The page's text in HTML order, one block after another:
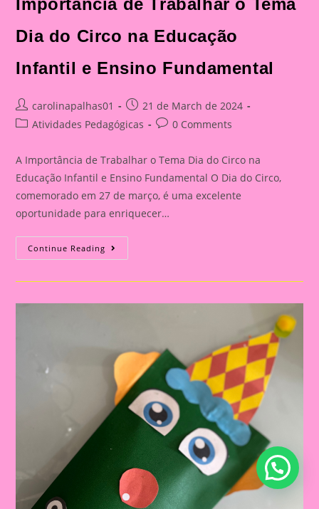
Importância de Trabalhar o Tema
Dia do Circo na Educação
Infantil e Ensino Fundamental
Post
author:
carolinapalhas01
Post
published:
21 de March de 2024
PostAtividades Pedagógicas
Post0 Comments
A Importância de Trabalhar o Tema Dia do Circo na
Educação Infantil e Ensino Fundamental O Dia do Circo,
comemorado em 27 de março, é uma excelente
oportunidade para enriquecer…
Continue Reading Atividade
Dia
Circo|A
Trabalhar
Do
Circo
Na
Educação
Infantil
Ensino
Fundamental